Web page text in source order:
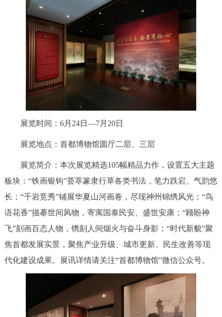
展览时间：6月24日—7月20日
展览地点：首都博物馆圆厅二层、三层
展览简介：本次展览精选105幅精品力作，设置五大主题
板块：“铁画银钩”荟萃篆隶行草各类书法，笔力跌宕、气韵悠
长；“千岩竞秀”铺展华夏山河画卷，尽现神州锦绣风光；“鸟
语花香”描摹世间风物，寄寓国泰民安、盛世安康；“顾盼神
飞”刻画百态人物，镌刻人间烟火与奋斗身影；“时代新貌”聚
焦首都发展实景，聚焦产业升级、城市更新、民生改善等现
代化建设成果。展讯详情请关注“首都博物馆”微信公众号。